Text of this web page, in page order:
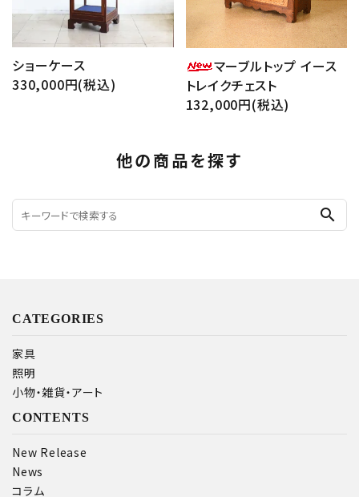
ショーケース
330,000円(税込)
マーブルトップ イース
トレイクチェスト
132,000円(税込)
他の商品を探す
search
CATEGORIES
家具
照明
小物・雑貨・アート
CONTENTS
New Release
News
コラム